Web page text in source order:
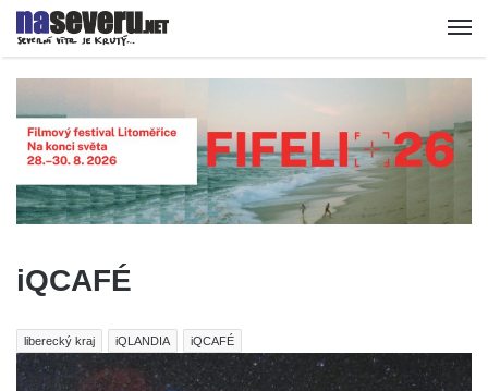
iQCAFÉ
liberecký kraj iQLANDIA iQCAFÉ